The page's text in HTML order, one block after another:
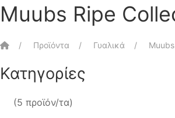
Muubs Ripe
Αρχική Προϊόντα Γυαλικά
Κατηγορίες
(5 προϊόν/τα)